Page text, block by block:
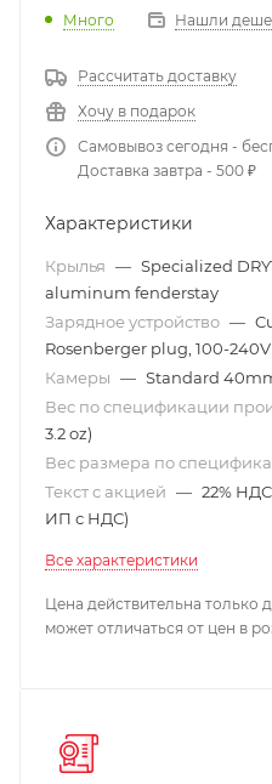
Много Нашли
Рассчитать доставку
Хочу в подарок
Самовывоз сегодня -
Доставка завтра - 500 ₽
Характеристики
Крылья — Specialized
aluminum fenderstay
Зарядное устройство —
Rosenberger plug, 100-240V
Камеры — Standard
Вес по спецификации
3.2 oz)
Вес размера по
Текст с акцией — 22%
ИП с НДС)
Все характеристики
Цена действительна только
может отличаться от цен в